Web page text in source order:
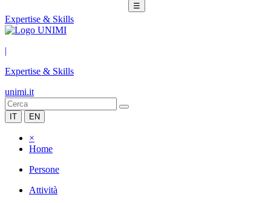
☰
Expertise & Skills
|
Expertise & Skills
unimi.it
IT EN
×
Home
Persone
Attività